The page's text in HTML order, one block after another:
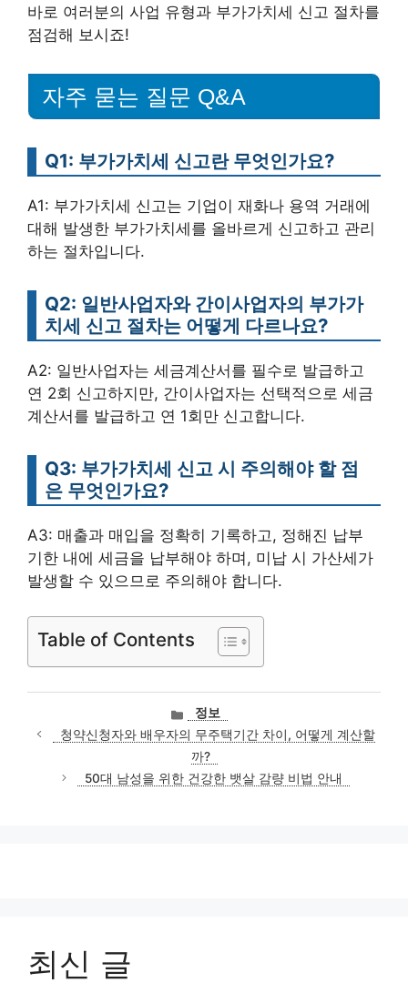
바로 여러분의 사업 유형과 부가가치세 신고 절차를
점검해 보시죠!
자주 묻는 질문 Q&A
Q1: 부가가치세 신고란 무엇인가요?
A1: 부가가치세 신고는 기업이 재화나 용역 거래에
대해 발생한 부가가치세를 올바르게 신고하고 관리
하는 절차입니다.
Q2: 일반사업자와 간이사업자의 부가가
치세 신고 절차는 어떻게 다르나요?
A2: 일반사업자는 세금계산서를 필수로 발급하고
연 2회 신고하지만, 간이사업자는 선택적으로 세금
계산서를 발급하고 연 1회만 신고합니다.
Q3: 부가가치세 신고 시 주의해야 할 점
은 무엇인가요?
A3: 매출과 매입을 정확히 기록하고, 정해진 납부
기한 내에 세금을 납부해야 하며, 미납 시 가산세가
발생할 수 있으므로 주의해야 합니다.
Table of Contents
카
테
고
리
정보
청약신청자와 배우자의 무주택기간 차이, 어떻게 계산할
까?
50대 남성을 위한 건강한 뱃살 감량 비법 안내
최신 글